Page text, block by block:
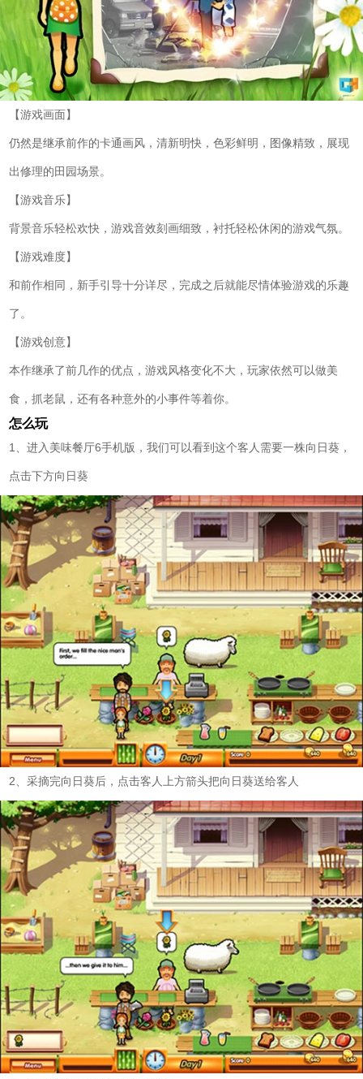
【游戏画面】
仍然是继承前作的卡通画风，清新明快，色彩鲜明，图像精致，展现
出修理的田园场景。
【游戏音乐】
背景音乐轻松欢快，游戏音效刻画细致，衬托轻松休闲的游戏气氛。
【游戏难度】
和前作相同，新手引导十分详尽，完成之后就能尽情体验游戏的乐趣
了。
【游戏创意】
本作继承了前几作的优点，游戏风格变化不大，玩家依然可以做美
食，抓老鼠，还有各种意外的小事件等着你。
怎么玩
1、进入美味餐厅6手机版，我们可以看到这个客人需要一株向日葵，
点击下方向日葵
2、采摘完向日葵后，点击客人上方箭头把向日葵送给客人